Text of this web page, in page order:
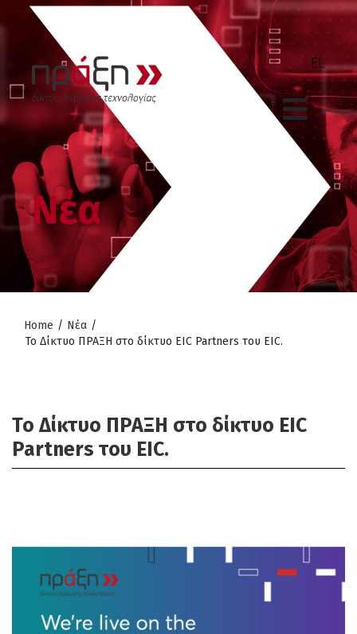
Νέα
Home / Νέα /
Το Δίκτυο ΠΡΑΞΗ στο δίκτυο EIC Partners του EIC.
Το Δίκτυο ΠΡΑΞΗ στο δίκτυο EIC
Partners του EIC.